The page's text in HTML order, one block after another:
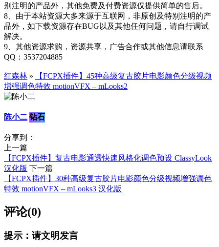
别注明的产品外，其他免费及付费资源仅提供简单的售后。
8、由于本站资源大多来源于互联网，非原创及特别注明的产
品外，如下载资源存在BUG以及其他任何问题，请自行调试
解决。
9、其他资源求购，资源共享，广告合作或其他信息请联系
QQ：3537204885
红森林 »
【FCPX插件】45种高级复古胶片电影颜色分级视频
增强调色特效 motionVFX – mLooks2
陈小二 钻石
分享到：
上一篇
【FCPX插件】复古电影通透快速风格化调色预设 ClassyLook
汉化版 下一篇
【FCPX插件】30种高级复古胶片电影颜色分级视频增强调色
特效 motionVFX – mLooks3 汉化版
评论(0)
提示：请文明发言